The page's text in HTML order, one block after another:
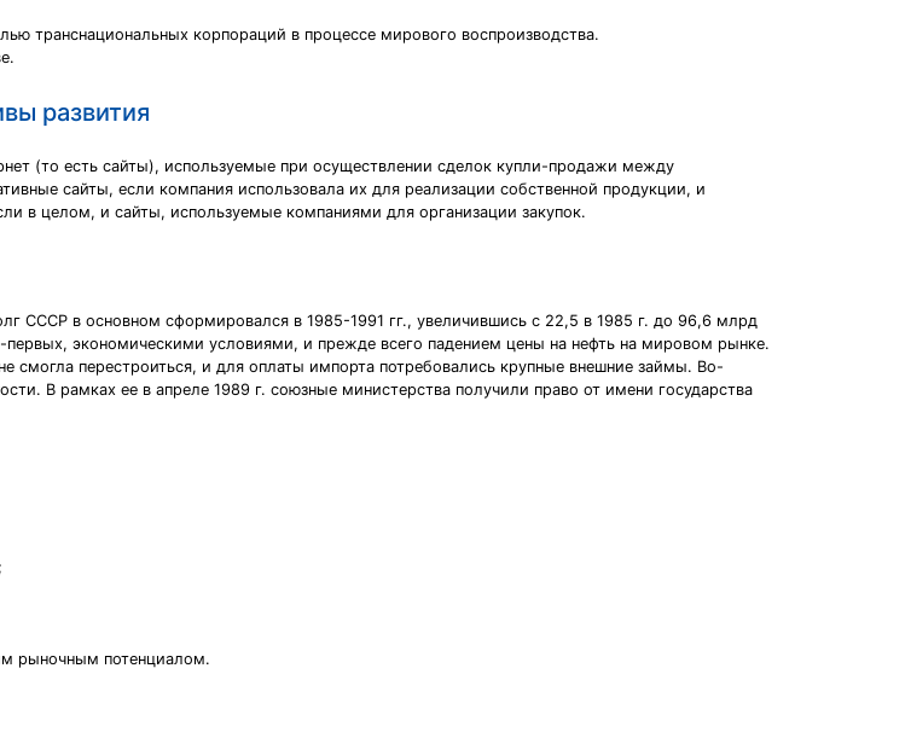
транснациональных корпораций в процессе мирового воспроизводства.
развития
(то есть сайты), используемые при осуществлении сделок купли-продажи между
сайты, если компания использовала их для реализации собственной продукции, и
в целом, и сайты, используемые компаниями для организации закупок.
СССР в основном сформировался в 1985-1991 гг., увеличившись с 22,5 в 1985 г. до 96,6 млрд
эконо­мическими условиями, и прежде всего падением цены на нефть на мировом рынке.
смогла перестроиться, и для оплаты импорта потребовались крупные внешние займы. Во-
В рамках ее в апреле 1989 г. союзные министерства получили право от имени государства
рыночным потенциалом.